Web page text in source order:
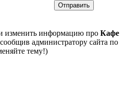
изменить информацию про Кафе
администратору сайта по
тему!)